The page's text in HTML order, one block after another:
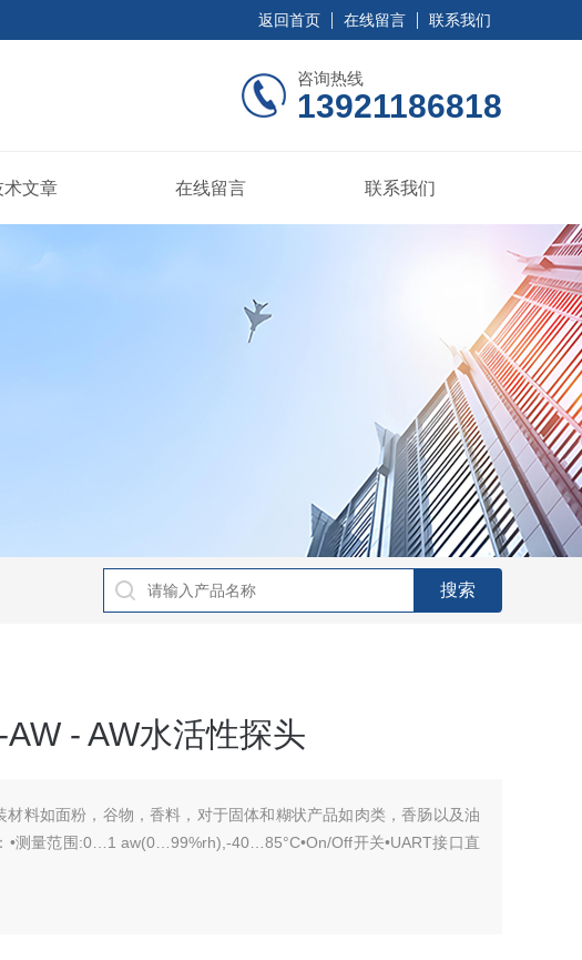
返回首页 在线留言 联系我们
咨询热线
13921186818
术文章 在线留言 联系我们
- AW水活性探头
材料如面粉，谷物，香料，对于固体和糊状产品如肉类，香肠以及油
•测量范围:0…1 aw(0…99%rh),-40…85°C•On/Off开关•UART接口直